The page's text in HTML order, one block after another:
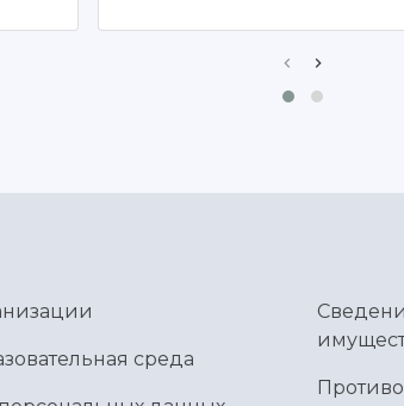
среда